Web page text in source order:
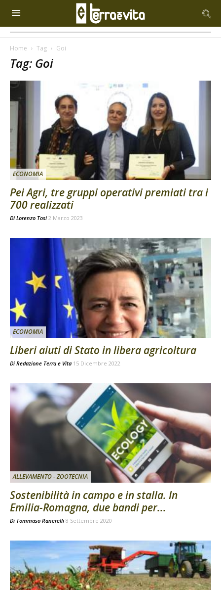
Home Tag Goi
Tag: Goi
ECONOMIA
Pei Agri, tre gruppi operativi premiati tra i
700 realizzati
Di Lorenzo Tosi 2 Marzo 2023
ECONOMIA
Liberi aiuti di Stato in libera agricoltura
Di Redazione Terra e Vita 15 Dicembre 2022
ALLEVAMENTO - ZOOTECNIA
Sostenibilità in campo e in stalla. In
Emilia-Romagna, due bandi per...
Di Tommaso Ranerelli 8 Settembre 2020